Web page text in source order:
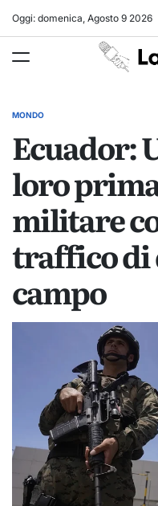
Oggi: domenica, Agosto 9 2026
POSTED
MONDO
Ecuador:
loro
militare
traffico di
campo